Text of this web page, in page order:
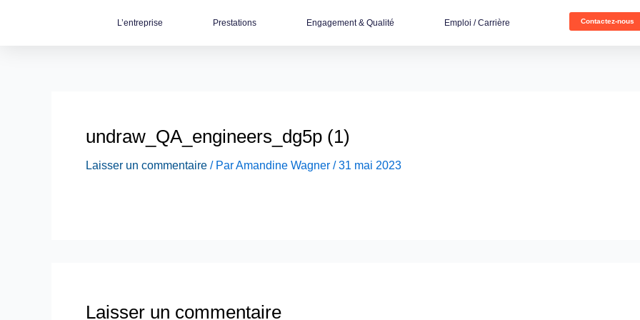
L’entreprise Prestations Engagement & Qualité Emploi / Carrière Contactez-nous
undraw_QA_engineers_dg5p (1)
Laisser un commentaire / ParAmandine Wagner /31 mai 2023
Laisser un commentaire